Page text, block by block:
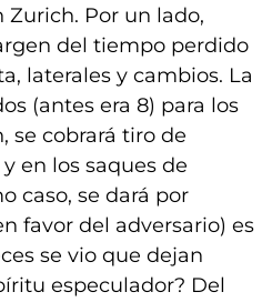
Zurich. Por un lado,
del tiempo perdido
laterales y cambios. La
(antes era 8) para los
se cobrará tiro de
en los saques de
caso, se dará por
favor del adversario) es
se vio que dejan
especulador? Del